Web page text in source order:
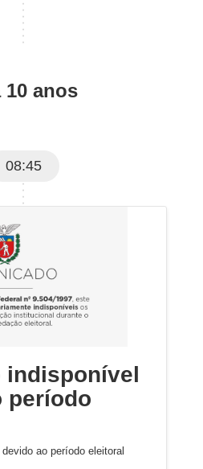
anos
08:45
indisponível
período
ao período eleitoral